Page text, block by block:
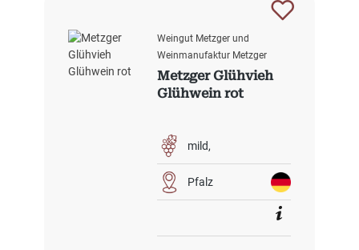
Weingut Metzger und
Weinmanufaktur Metzger
Metzger Glühvieh
Glühwein rot
mild
Pfalz